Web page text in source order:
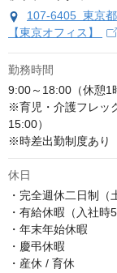
107-6405 東京
【東京オフィス】
勤務時間
9:00～18:00（休憩1
※育児・介護フレッ
15:00）
※時差出勤制度あり
休日
・完全週休二日制（
・有給休暇（入社時
・年末年始休暇
・慶弔休暇
・産休 / 育休